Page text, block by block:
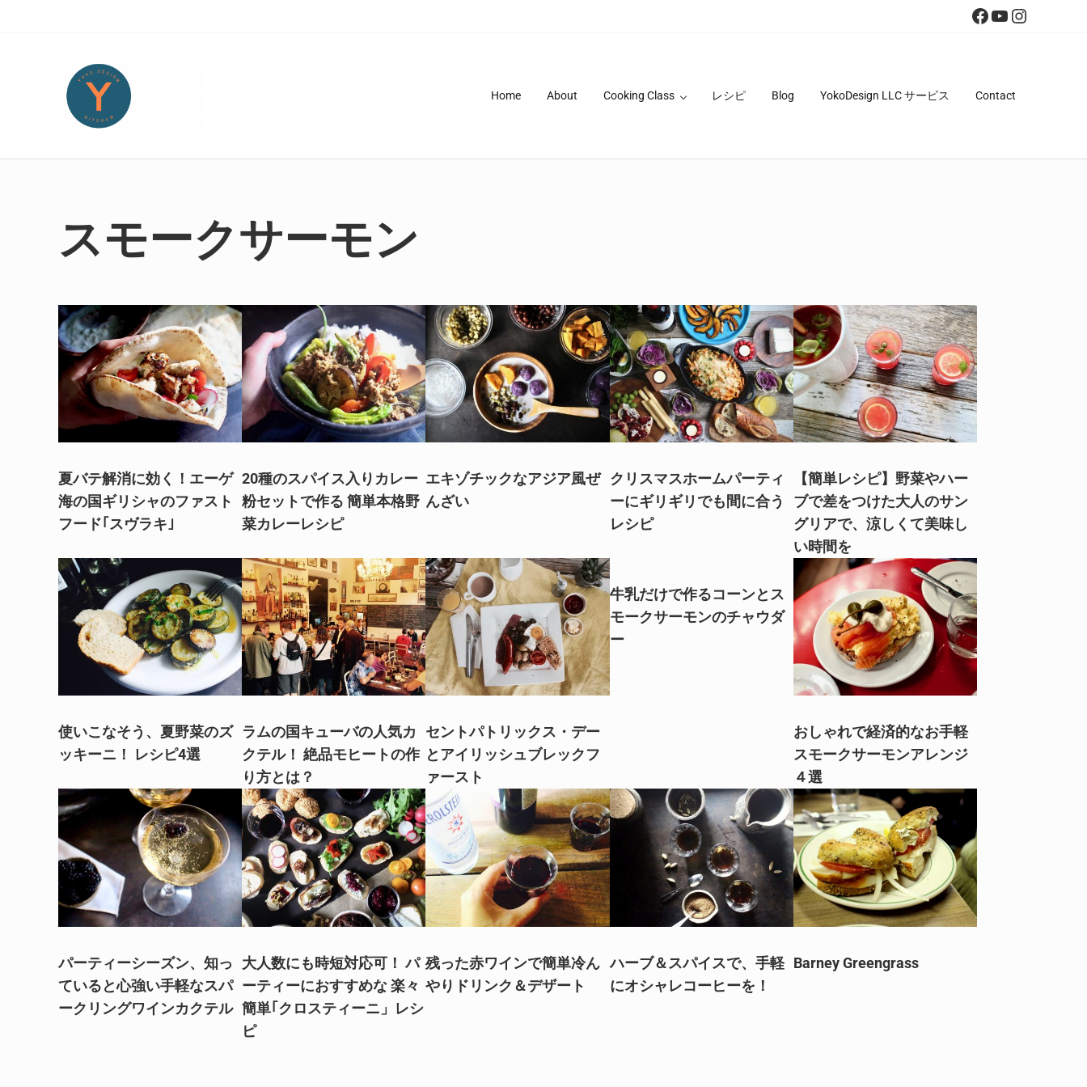
Facebook
YouTube
Home About Cooking Class レシピ Blog YokoDesign LLC サービス Contact
スモークサーモン
夏バテ解消に効く！エーゲ
海の国ギリシャのファスト
フード｢スヴラキ｣
20種のスパイス入りカレー
粉セットで作る 簡単本格野
菜カレーレシピ
エキゾチックなアジア風ぜ
んざい
クリスマスホームパーティ
ーにギリギリでも間に合う
レシピ
【簡単レシピ】野菜やハー
ブで差をつけた大人のサン
グリアで、涼しくて美味し
い時間を
使いこなそう、夏野菜のズ
ッキーニ！ レシピ4選
ラムの国キューバの人気カ
クテル！ 絶品モヒートの作
り方とは？
セントパトリックス・デー
とアイリッシュブレックフ
ァースト
牛乳だけで作るコーンとス
モークサーモンのチャウダ
ー
おしゃれで経済的なお手軽
スモークサーモンアレンジ
４選
パーティーシーズン、知っ
ていると心強い手軽なスパ
ークリングワインカクテル
大人数にも時短対応可！ パ
ーティーにおすすめな 楽々
簡単｢クロスティーニ」レシ
ピ
残った赤ワインで簡単冷ん
やりドリンク＆デザート
ハーブ＆スパイスで、手軽
にオシャレコーヒーを！
Barney Greengrass